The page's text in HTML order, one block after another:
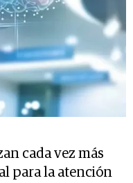
cada vez más
para la atención